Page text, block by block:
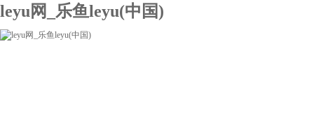
leyu网_乐鱼leyu(中国)